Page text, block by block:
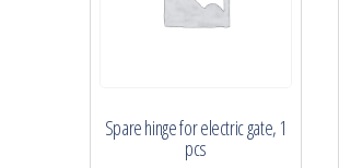
Spare hinge for electric gate, 1
pcs